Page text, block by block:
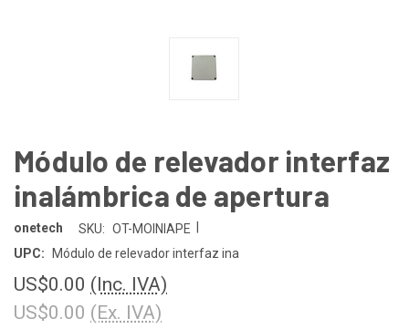
Módulo de relevador interfaz
inalámbrica de apertura
onetech SKU: OT-MOINIAPE
UPC:
Módulo de relevador interfaz ina
US$0.00 (Inc. IVA)
US$0.00 (Ex. IVA)